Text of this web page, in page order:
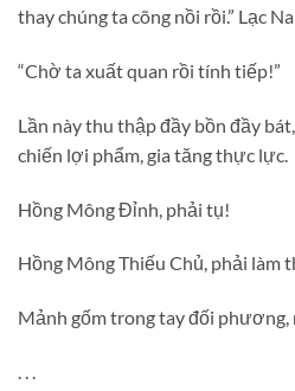
thay chúng ta cõng nồi rồi.” Lạc
“Chờ ta xuất quan rồi tính tiếp!”
Lần này thu thập đầy bồn đầy
chiến lợi phẩm, gia tăng thực lực.
Hồng Mông Đỉnh, phải tụ!
Hồng Mông Thiếu Chủ, phải làm
Mảnh gốm trong tay đối
. . .